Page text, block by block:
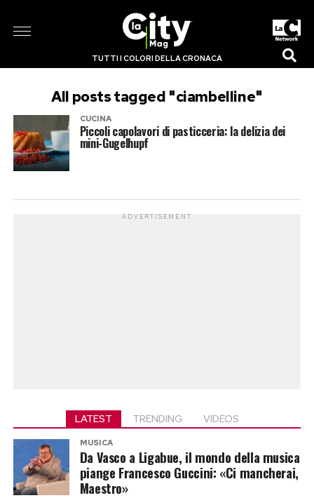
TUTTI I COLORI DELLA CRONACA
All posts tagged "ciambelline"
CUCINA
Piccoli capolavori di pasticceria: la delizia dei
mini-Gugelhupf
ADVERTISEMENT
LATEST TRENDING VIDEOS
MUSICA
Da Vasco a Ligabue, il mondo della musica
piange Francesco Guccini: «Ci mancherai,
Maestro»